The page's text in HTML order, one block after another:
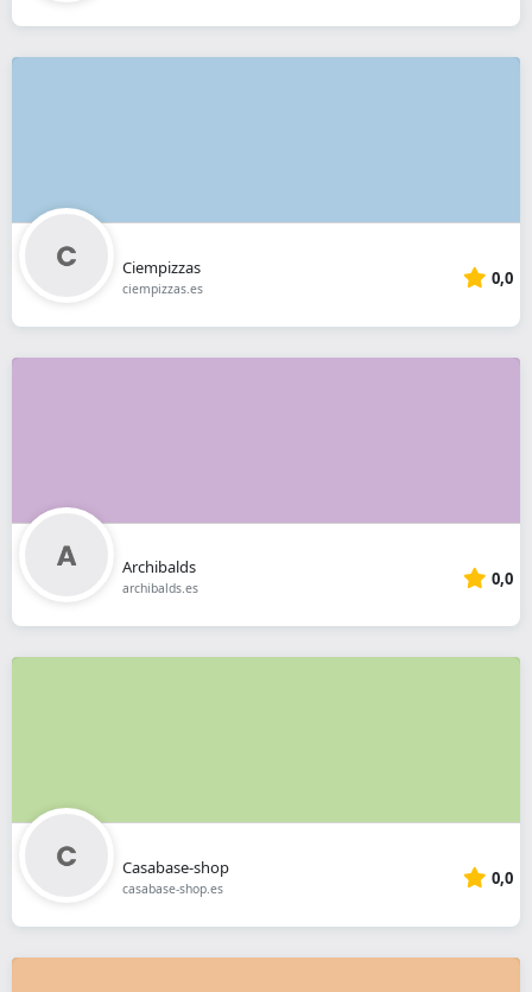
Ciempizzas
ciempizzas.es 0,0
Archibalds
archibalds.es 0,0
Casabase-shop
casabase-shop.es 0,0